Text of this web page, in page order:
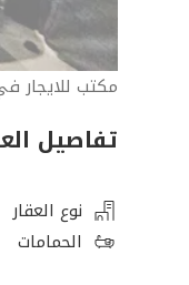
مكتب للايجار
تفاصيل
نوع العقار
الحمامات